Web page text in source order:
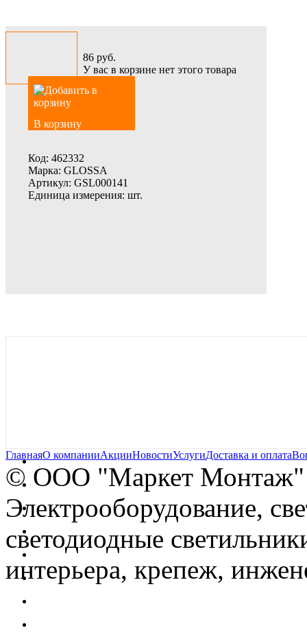
86 руб.
У вас в корзине нет этого товара
В корзину
Код: 462332
Марка: GLOSSA
Артикул: GSL000141
Единица измерения: шт.
ГлавнаяО компанииАкцииНовостиУслугиДоставка и оплата
© OOO "Маркет Монтаж"
Электрооборудование,
светодиодные
интерьера, крепеж,